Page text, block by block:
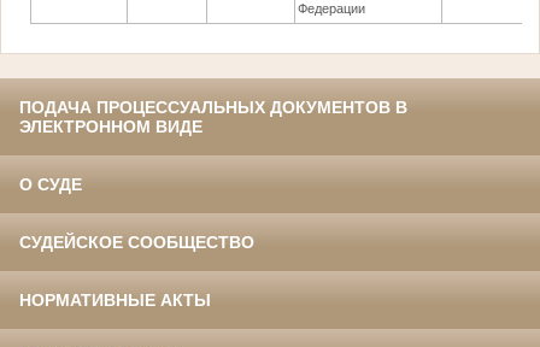
Федерации
ПОДАЧА ПРОЦЕССУАЛЬНЫХ ДОКУМЕНТОВ В
ЭЛЕКТРОННОМ ВИДЕ
О СУДЕ
СУДЕЙСКОЕ СООБЩЕСТВО
НОРМАТИВНЫЕ АКТЫ